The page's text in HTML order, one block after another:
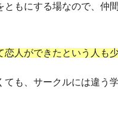
もにする場なので、仲
人ができたという人も
ても、サークルには違う